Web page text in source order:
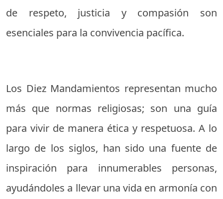
de respeto, justicia y compasión son
esenciales para la convivencia pacífica.
Los Diez Mandamientos representan mucho
más que normas religiosas; son una guía
para vivir de manera ética y respetuosa. A lo
largo de los siglos, han sido una fuente de
inspiración para innumerables personas,
ayudándoles a llevar una vida en armonía con